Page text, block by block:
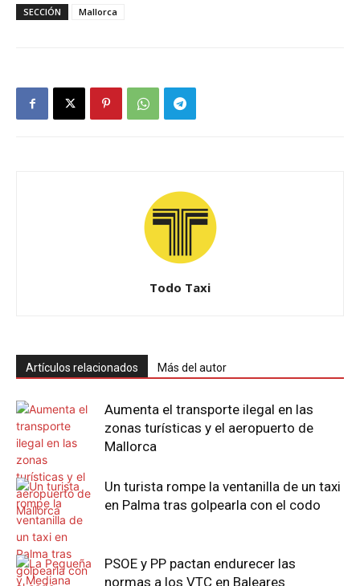
SECCIÓN Mallorca
Todo Taxi
Artículos relacionados Más del autor
Aumenta el transporte ilegal en las
zonas turísticas y el aeropuerto de
Mallorca
Un turista rompe la ventanilla de un taxi
en Palma tras golpearla con el codo
PSOE y PP pactan endurecer las
normas a los VTC en Baleares